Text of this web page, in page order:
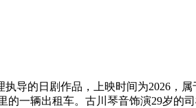
执导的日剧作品，上映时间为2026，属
辆出租车。古川琴音饰演29岁的司